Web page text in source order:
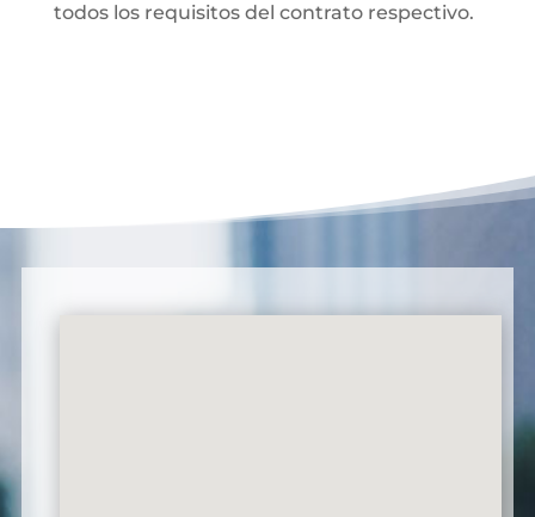
todos los requisitos del contrato respectivo.